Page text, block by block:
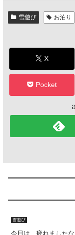
e
b
o
k
er
雪遊び お泊り
X
Pocket
雪遊び
今日は、疲れました